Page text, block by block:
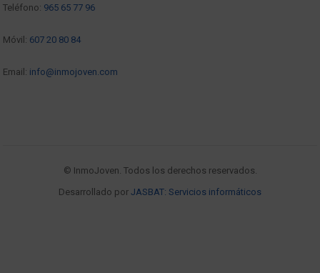
Teléfono: 965 65 77 96
Móvil: 607 20 80 84
Email: info@inmojoven.com
© InmoJoven. Todos los derechos reservados.
Desarrollado por JASBAT: Servicios informáticos